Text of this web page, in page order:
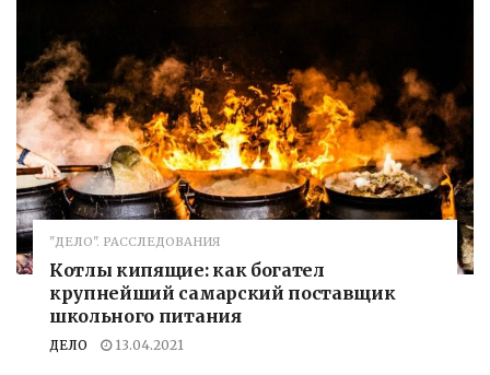
"ДЕЛО". РАССЛЕДОВАНИЯ
Котлы кипящие: как богател
крупнейший самарский поставщик
школьного питания
ДЕЛО 13.04.2021